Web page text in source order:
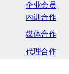
企业会员
内训合作
媒体合作
代理合作